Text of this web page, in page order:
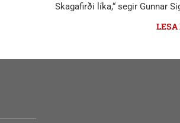
Skagafirði líka,“ segir Gunnar